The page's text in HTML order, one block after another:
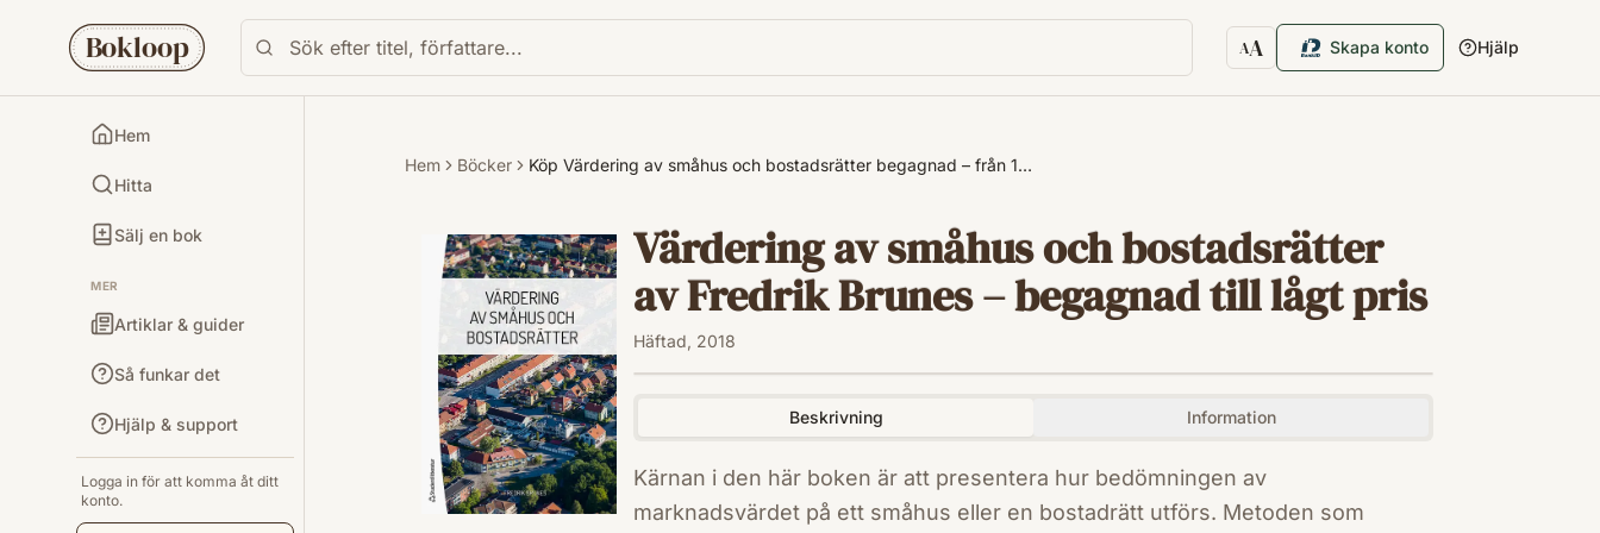
Bokloop AA
Textstorlek
Skapa konto Hjälp
Hem
Hitta
Sälj en bok
MER
Artiklar & guider
Så funkar det
Hjälp & support
Logga in för att komma åt ditt
konto.
Hem Böcker Köp Värdering av småhus och bostadsrätter begagnad – från 1…
Värdering av småhus och bostadsrätter
av Fredrik Brunes – begagnad till lågt pris
Häftad, 2018
Beskrivning Information
Kärnan i den här boken är att presentera hur bedömningen av
marknadsvärdet på ett småhus eller en bostadrätt utförs. Metoden som